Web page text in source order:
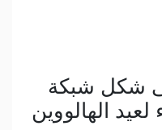
شكل شبكة
الهالووين